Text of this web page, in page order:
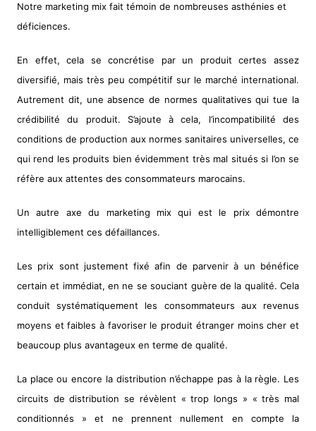
Notre marketing mix fait témoin de nombreuses asthénies et
déficiences.
En effet, cela se concrétise par un produit certes assez
diversifié, mais très peu compétitif sur le marché international.
Autrement dit, une absence de normes qualitatives qui tue la
crédibilité du produit. S’ajoute à cela, l’incompatibilité des
conditions de production aux normes sanitaires universelles, ce
qui rend les produits bien évidemment très mal situés si l’on se
réfère aux attentes des consommateurs marocains.
Un autre axe du marketing mix qui est le prix démontre
intelligiblement ces défaillances.
Les prix sont justement fixé afin de parvenir à un bénéfice
certain et immédiat, en ne se souciant guère de la qualité. Cela
conduit systématiquement les consommateurs aux revenus
moyens et faibles à favoriser le produit étranger moins cher et
beaucoup plus avantageux en terme de qualité.
La place ou encore la distribution n’échappe pas à la règle. Les
circuits de distribution se révèlent « trop longs » « très mal
conditionnés » et ne prennent nullement en compte la